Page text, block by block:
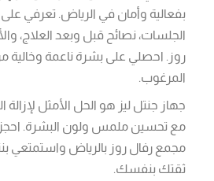
بفعالية وأمان في الرياض. تعرفي على
الجلسات، نصائح قبل وبعد العلاج،
روز. احصلي على بشرة ناعمة وخالية
المرغوب.
جهاز جنتل ليز هو الحل الأمثل لإزالة
مع تحسين ملمس ولون البشرة.
مجمع رفال روز بالرياض واستمتعي
ثقتك بنفسك.